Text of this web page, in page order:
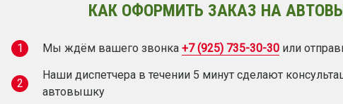
КАК ОФОРМИТЬ ЗАКАЗ НА
1 Мы ждём вашего звонка +7 (925) 735-30-30 или
2
Наши диспетчера в течении 5 минут сделают
автовышку